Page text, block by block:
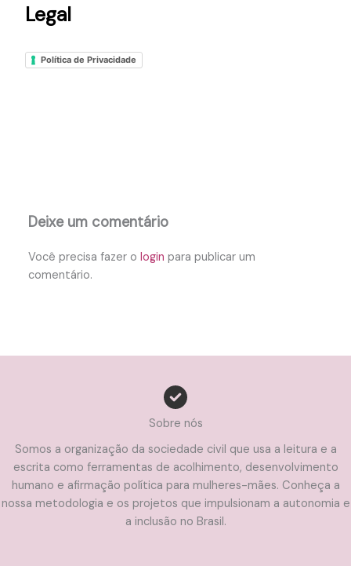
Legal
Política de Privacidade
Deixe um comentário
Você precisa fazer ologin para publicar um
comentário.
Sobre nós
Somos a organização da sociedade civil que usa a leitura e a
escrita como ferramentas de acolhimento, desenvolvimento
humano e afirmação política para mulheres-mães. Conheça a
nossa metodologia e os projetos que impulsionam a autonomia e
a inclusão no Brasil.